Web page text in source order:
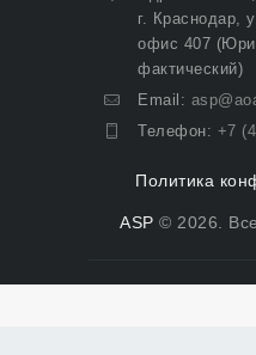
г. Краснодар,
офис 407
фактический)
Email:
Телефон: +7
Политика
ASP © 2026.